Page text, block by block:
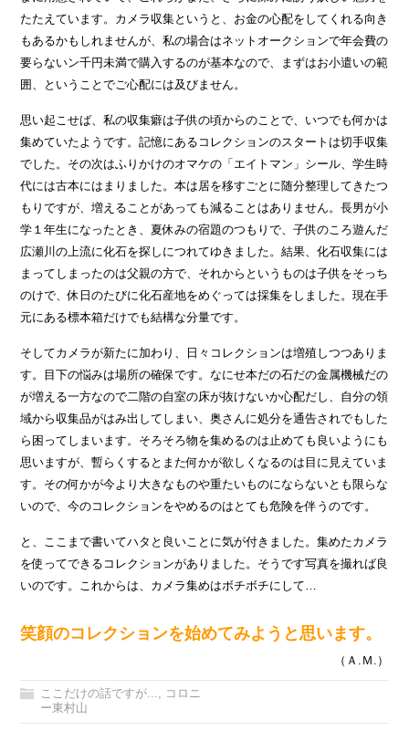
たたえています。カメラ収集というと、お金の心配をしてくれる向き
もあるかもしれませんが、私の場合はネットオークションで年会費の
要らないン千円未満で購入するのが基本なので、まずはお小遣いの範
囲、ということでご心配には及びません。
思い起こせば、私の収集癖は子供の頃からのことで、いつでも何かは
集めていたようです。記憶にあるコレクションのスタートは切手収集
でした。その次はふりかけのオマケの「エイトマン」シール、学生時
代には古本にはまりました。本は居を移すごとに随分整理してきたつ
もりですが、増えることがあっても減ることはありません。長男が小
学１年生になったとき、夏休みの宿題のつもりで、子供のころ遊んだ
広瀬川の上流に化石を探しにつれてゆきました。結果、化石収集には
まってしまったのは父親の方で、それからというものは子供をそっち
のけで、休日のたびに化石産地をめぐっては採集をしました。現在手
元にある標本箱だけでも結構な分量です。
そしてカメラが新たに加わり、日々コレクションは増殖しつつありま
す。目下の悩みは場所の確保です。なにせ本だの石だの金属機械だの
が増える一方なので二階の自室の床が抜けないか心配だし、自分の領
域から収集品がはみ出してしまい、奥さんに処分を通告されでもした
ら困ってしまいます。そろそろ物を集めるのは止めても良いようにも
思いますが、暫らくするとまた何かが欲しくなるのは目に見えていま
す。その何かが今より大きなものや重たいものにならないとも限らな
いので、今のコレクションをやめるのはとても危険を伴うのです。
と、ここまで書いてハタと良いことに気が付きました。集めたカメラ
を使ってできるコレクションがありました。そうです写真を撮れば良
いのです。これからは、カメラ集めはボチボチにして…
笑顔のコレクションを始めてみようと思います。
（Ａ.Ｍ.）
ここだけの話ですが...
コロニ
ー東村山